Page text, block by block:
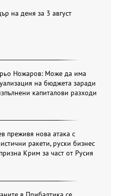
на деня за 3 август
Ножаров: Може да има
на бюджета заради
капиталови разходи
преживя нова атака с
ракети, руски бизнес
Крим за част от Русия